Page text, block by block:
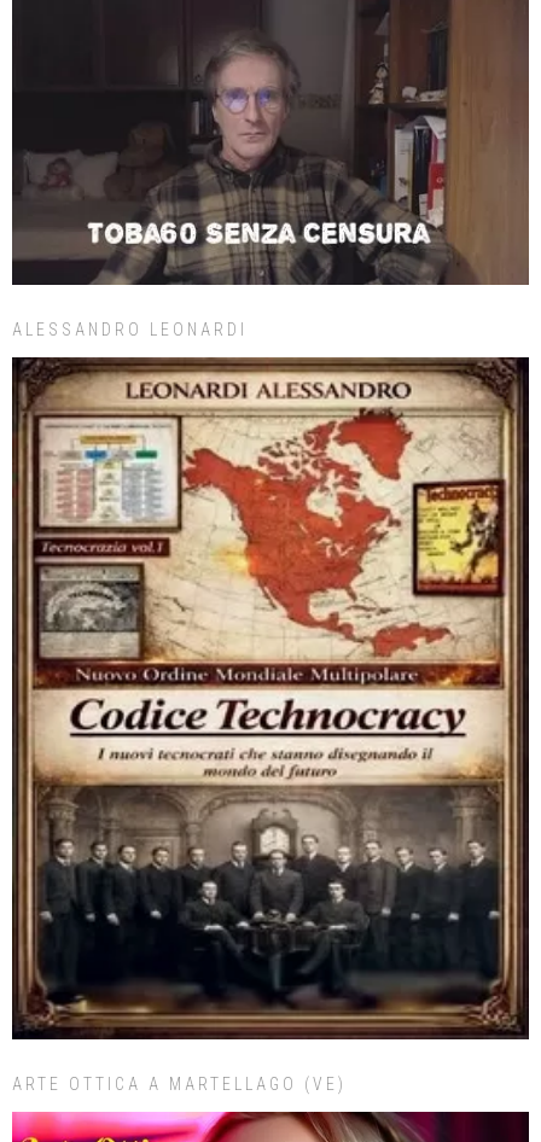
ALESSANDRO LEONARDI
ARTE OTTICA A MARTELLAGO (VE)